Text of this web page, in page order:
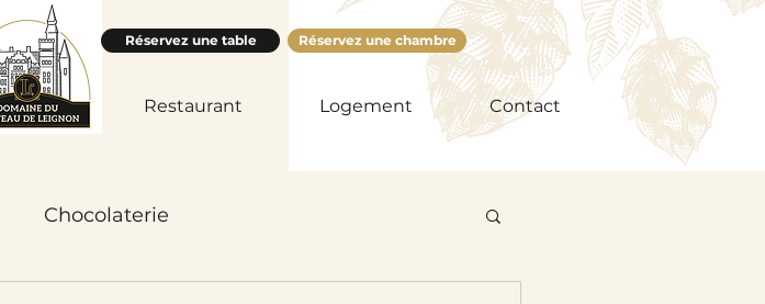
Accueil Restaurant Logement Contact
Réservez une table Réservez une chambre
Chocolaterie